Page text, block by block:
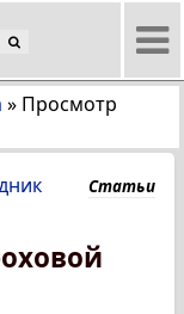
» Просмотр
Статьи